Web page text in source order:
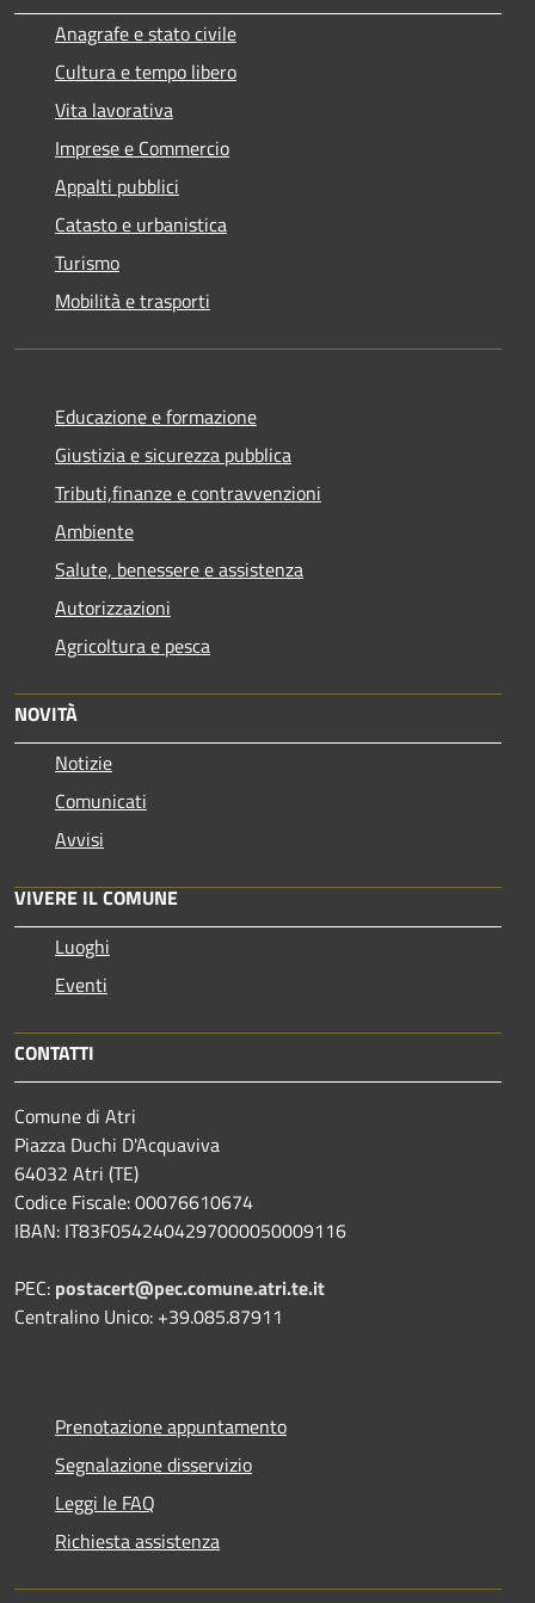
Anagrafe e stato civile
Cultura e tempo libero
Vita lavorativa
Imprese e Commercio
Appalti pubblici
Catasto e urbanistica
Turismo
Mobilità e trasporti
Educazione e formazione
Giustizia e sicurezza pubblica
Tributi,finanze e contravvenzioni
Ambiente
Salute, benessere e assistenza
Autorizzazioni
Agricoltura e pesca
NOVITÀ
Notizie
Comunicati
Avvisi
VIVERE IL COMUNE
Luoghi
Eventi
CONTATTI
Comune di Atri
Piazza Duchi D'Acquaviva
64032 Atri (TE)
Codice Fiscale: 00076610674
IBAN: IT83F0542404297000050009116
PEC: postacert@pec.comune.atri.te.it
Centralino Unico: +39.085.87911
Prenotazione appuntamento
Segnalazione disservizio
Leggi le FAQ
Richiesta assistenza